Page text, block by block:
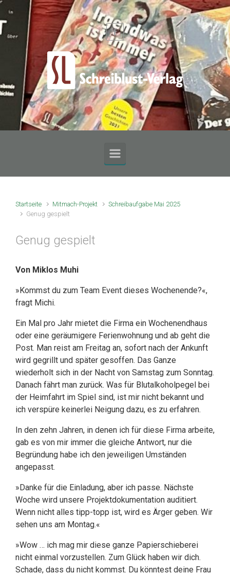
Zum Hauptinhalt springen
Startseite Mitmach-Projekt
Schreibaufgabe Mai 2025
Genug gespielt
Genug gespielt
Von Miklos Muhi
»Kommst du zum Team Event dieses Wochenende?«,
fragt Michi.
Ein Mal pro Jahr mietet die Firma ein Wochenendhaus
oder eine geräumigere Ferienwohnung und ab geht die
Post. Man reist am Freitag an, sofort nach der Ankunft
wird gegrillt und später gesoffen. Das Ganze
wiederholt sich in der Nacht von Samstag zum Sonntag.
Danach fährt man zurück. Was für Blutalkoholpegel bei
der Heimfahrt im Spiel sind, ist mir nicht bekannt und
ich verspüre keinerlei Neigung dazu, es zu erfahren.
In den zehn Jahren, in denen ich für diese Firma arbeite,
gab es von mir immer die gleiche Antwort, nur die
Begründung habe ich den jeweiligen Umständen
angepasst.
»Danke für die Einladung, aber ich passe. Nächste
Woche wird unsere Projektdokumentation auditiert.
Wenn nicht alles tipp-topp ist, wird es Ärger geben. Wir
sehen uns am Montag.«
»Wow … ich mag mir diese ganze Papierschieberei
nicht einmal vorzustellen. Zum Glück haben wir dich.
Schade, dass du nicht kommst. Du könntest deine Frau